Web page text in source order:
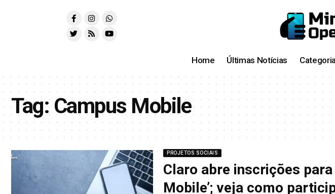
Home Últimas Notícias
Tag: Campus Mobile
PROJETOS SOCIAIS
Claro abre inscrições para
Mobile’; veja como